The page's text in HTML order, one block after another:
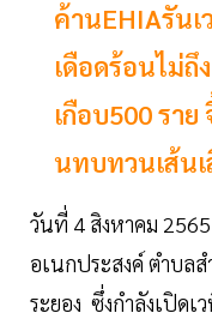
ค้านEHIAรัน
เดือดร้อนไม่ถึ
เกือบ500 รา
นทบทวนเส้นเ
วันที่ 4 สิงหาคม
อเนกประสงค์ ตำบล
ระยอง ซึ่งกำลังเปิด